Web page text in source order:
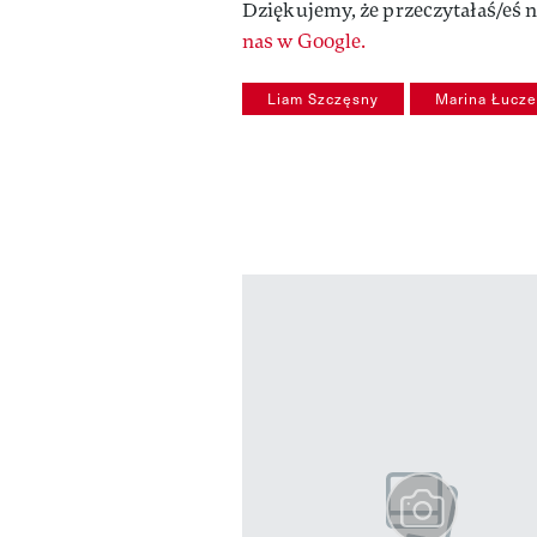
Dziękujemy, że przeczytałaś/eś
nas w Google.
Liam Szczęsny Marina
previous element